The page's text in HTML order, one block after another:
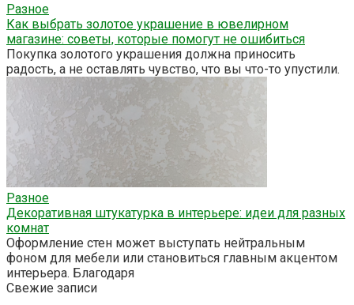
Разное
Как выбрать золотое украшение в ювелирном
магазине: советы, которые помогут не ошибиться
Покупка золотого украшения должна приносить
радость, а не оставлять чувство, что вы что-то упустили.
Разное
Декоративная штукатурка в интерьере: идеи для разных
комнат
Оформление стен может выступать нейтральным
фоном для мебели или становиться главным акцентом
интерьера. Благодаря
Свежие записи